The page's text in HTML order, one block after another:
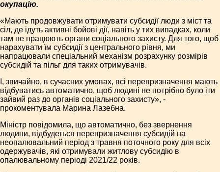
окупацію.
«Мають продовжувати отримувати субсидії люди з міст та
сіл, де ідуть активні бойові дії, навіть у тих випадках, коли
там не працюють органи соціального захисту. Для того, щоб
нарахувати їм субсидії з центрального рівня, ми
напрацювали спеціальний механізм розрахунку розмірів
субсидій та пільг для таких отримувачів.
І, звичайно, в сучасних умовах, всі перепризначення мають
відбуватись автоматично, щоб людині не потрібно було іти
зайвий раз до органів соціального захисту», -
прокоментувала Марина Лазебна.
Міністр повідомила, що автоматично, без звернення
людини, відбудеться перепризначення субсидій на
неопалювальний період з травня поточного року для всіх
одержувачів, які отримували житлову субсидію в
опалювальному періоді 2021/22 років.